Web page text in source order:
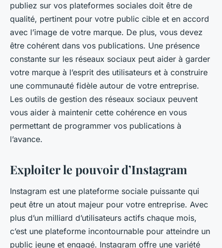
publiez sur vos plateformes sociales doit être de
qualité, pertinent pour votre public cible et en accord
avec l’image de votre marque. De plus, vous devez
être cohérent dans vos publications. Une présence
constante sur les réseaux sociaux peut aider à garder
votre marque à l’esprit des utilisateurs et à construire
une communauté fidèle autour de votre entreprise.
Les outils de gestion des réseaux sociaux peuvent
vous aider à maintenir cette cohérence en vous
permettant de programmer vos publications à
l’avance.
Exploiter le pouvoir d’Instagram
Instagram est une plateforme sociale puissante qui
peut être un atout majeur pour votre entreprise. Avec
plus d’un milliard d’utilisateurs actifs chaque mois,
c’est une plateforme incontournable pour atteindre un
public jeune et engagé. Instagram offre une variété